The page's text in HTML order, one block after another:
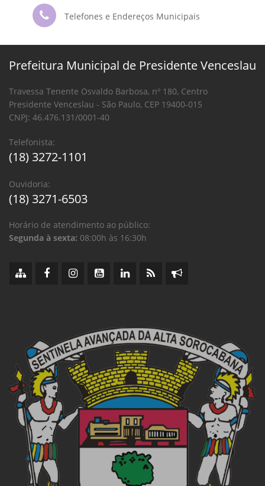
Telefones e Endereços Municipais
Prefeitura Municipal de Presidente Venceslau
Travessa Tenente Osvaldo Barbosa, nº 180, Centro
Presidente Venceslau - São Paulo, CEP 19400-015
CNPJ: 46.476.131/0001-40
Telefonista:
(18) 3272-1101
Ouvidoria:
(18) 3271-6503
Horário de atendimento ao público:
Segunda à sexta: 08:00h às 16:30h